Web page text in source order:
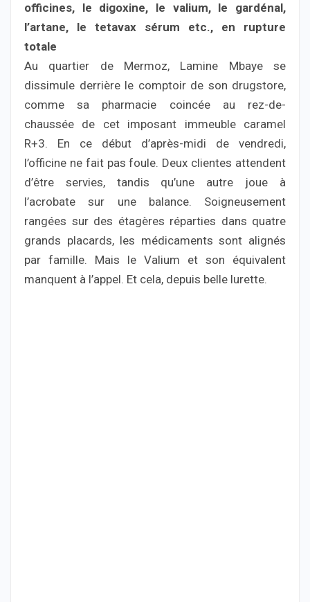
officines, le digoxine, le valium, le gardénal,
l’artane, le tetavax sérum etc., en rupture
totale
Au quartier de Mermoz, Lamine Mbaye se
dissimule derrière le comptoir de son drugstore,
comme sa pharmacie coincée au rez-de-
chaussée de cet imposant immeuble caramel
R+3. En ce début d’après-midi de vendredi,
l’officine ne fait pas foule. Deux clientes attendent
d’être servies, tandis qu’une autre joue à
l’acrobate sur une balance. Soigneusement
rangées sur des étagères réparties dans quatre
grands placards, les médicaments sont alignés
par famille. Mais le Valium et son équivalent
manquent à l’appel. Et cela, depuis belle lurette.